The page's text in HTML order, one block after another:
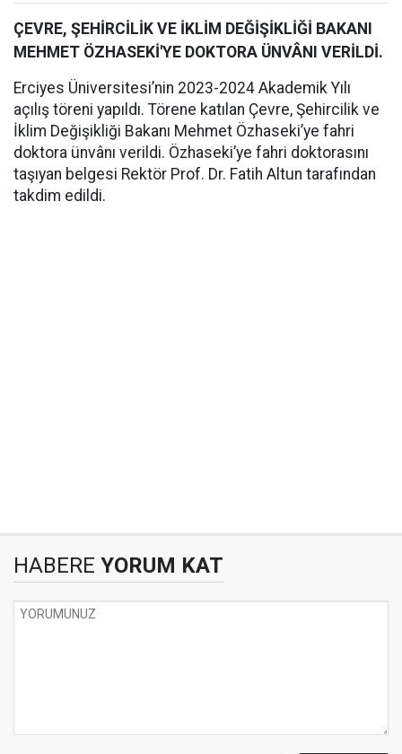
ÇEVRE, ŞEHİRCİLİK VE İKLİM DEĞİŞİKLİĞİ BAKANI
MEHMET ÖZHASEKİ'YE DOKTORA ÜNVÂNI VERİLDİ.
Erciyes Üniversitesi’nin 2023-2024 Akademik Yılı
açılış töreni yapıldı. Törene katılan Çevre, Şehircilik ve
İklim Değişikliği Bakanı Mehmet Özhaseki’ye fahri
doktora ünvânı verildi. Özhaseki’ye fahri doktorasını
taşıyan belgesi Rektör Prof. Dr. Fatih Altun tarafından
takdim edildi.
HABERE YORUM KAT